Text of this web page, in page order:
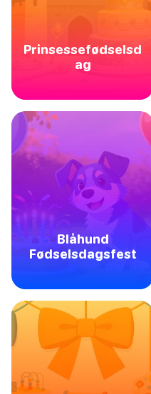
Prinsessefødselsd
ag
Blåhund
Fødselsdagsfest